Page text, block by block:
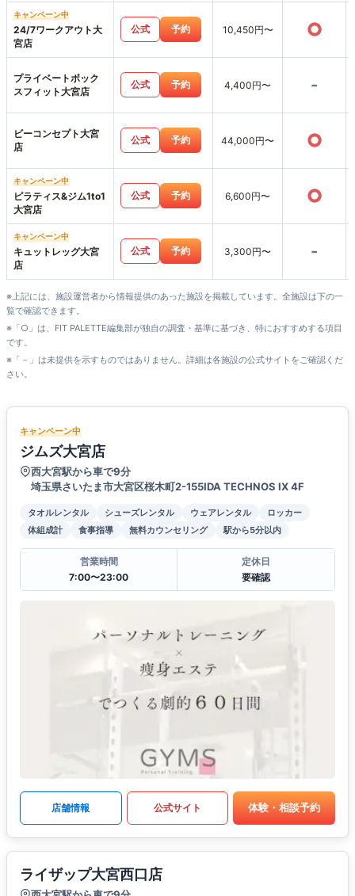
キャンペーン中
24/7ワークアウト大
宮店
公式 予約 10,450円〜 ○
プライベートボック
スフィット大宮店
公式 予約 4,400円〜 -
ビーコンセプト大宮
店
公式 予約 44,000円〜 ○
キャンペーン中
ピラティス&ジム1to1
大宮店
公式 予約 6,600円〜 ○
キャンペーン中
キュットレッグ大宮
店
公式 予約 3,300円〜 -
※上記には、施設運営者から情報提供のあった施設を掲載しています。全施設は下の一
覧で確認できます。
※「○」は、FIT PALETTE編集部が独自の調査・基準に基づき、特におすすめする項目
です。
※「－」は未提供を示すものではありません。詳細は各施設の公式サイトをご確認くだ
さい。
キャンペーン中
ジムズ大宮店
西大宮駅から車で9分
埼玉県さいたま市大宮区桜木町2-155IDA TECHNOS IX 4F
タオルレンタル シューズレンタル ウェアレンタル
ロッカー
体組成計
食事指導 無料カウンセリング 駅から5分以内
営業時間
7:00〜23:00
定休日
要確認
店舗情報 公式サイト 体験・相談予約
ライザップ大宮西口店